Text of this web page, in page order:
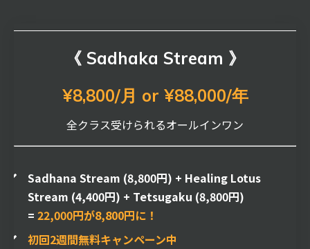
《 Sadhaka Stream 》
¥8,800/月 or ¥88,000/年
全クラス受けられるオールインワン
Sadhana Stream (8,800円) + Healing Lotus
Stream (4,400円) + Tetsugaku (8,800円)
= 22,000円が8,800円に！
初回2週間無料キャンペーン中